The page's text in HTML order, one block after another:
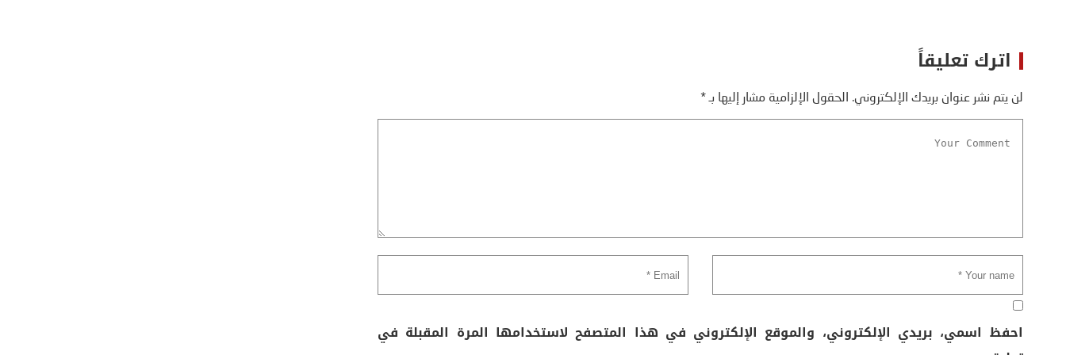
اترك تعليقاً
لن يتم نشر عنوان بريدك الإلكتروني. الحقول الإلزامية مشار إليها بـ*
احفظ اسمي، بريدي الإلكتروني، والموقع الإلكتروني في هذا المتصفح لاستخدامها المرة المقبلة في